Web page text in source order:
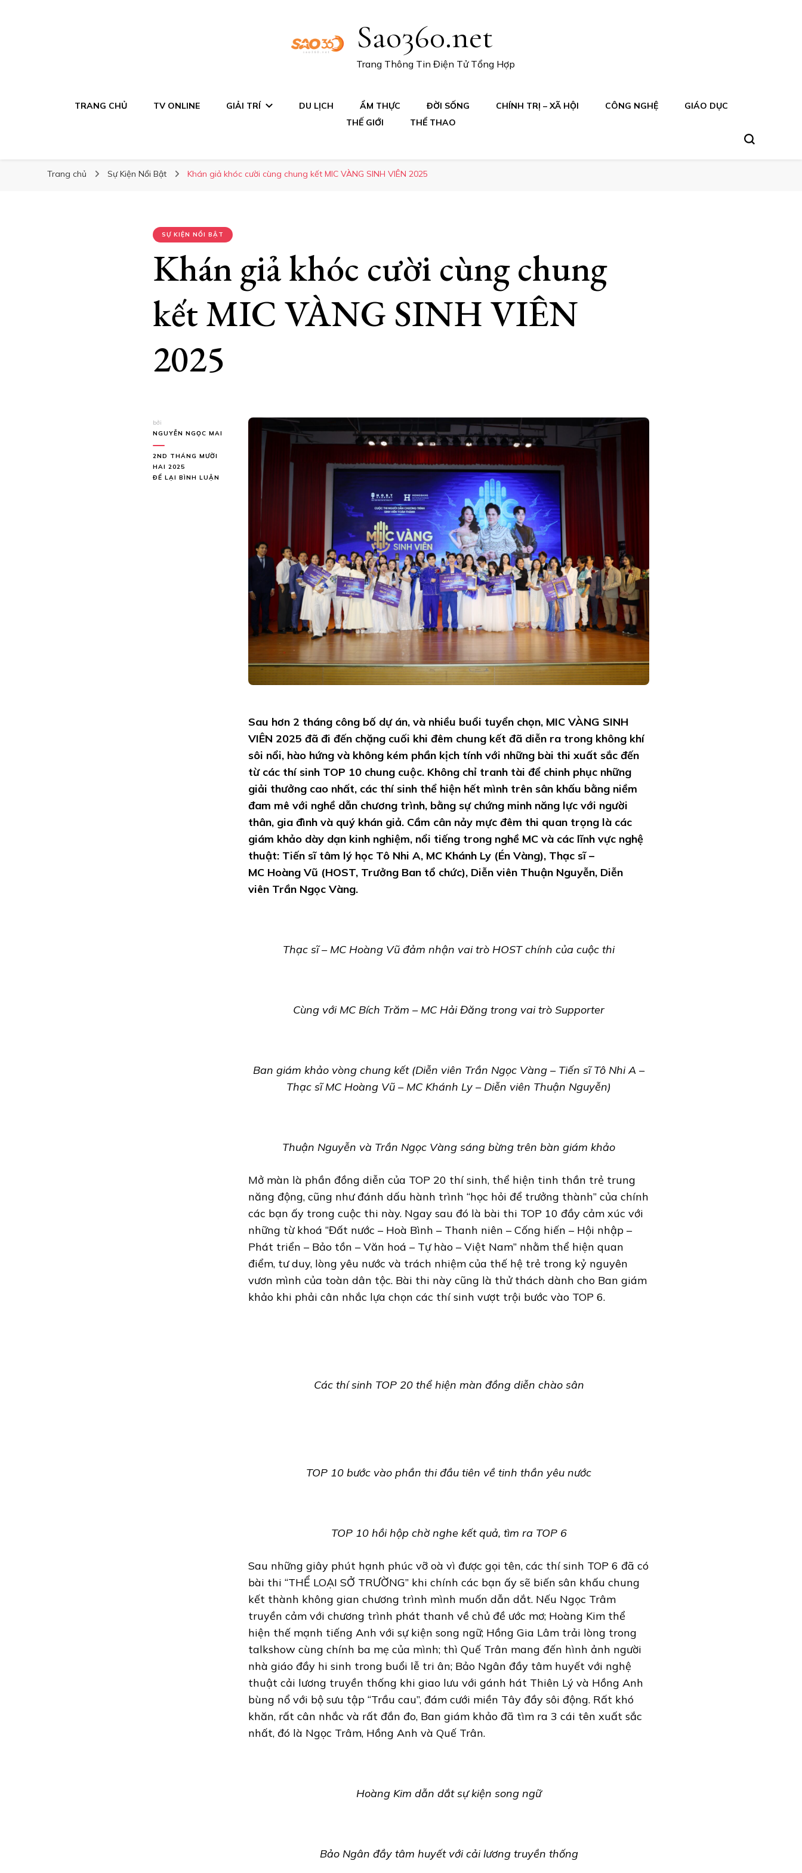
Sao360.net
Trang Thông Tin Điện Tử Tổng Hợp
TRANG CHỦ TV ONLINE GIẢI TRÍ DU LỊCH ẨM THỰC ĐỜI SỐNG CHÍNH TRỊ – XÃ HỘI CÔNG NGHỆ
GIÁO DỤC
THẾ GIỚI
THỂ THAO
Trang chủ Sự Kiện Nổi Bật Khán giả khóc cười cùng chung kết MIC VÀNG SINH VIÊN 2025
SỰ KIỆN NỔI BẬT
Khán giả khóc cười cùng chung
kết MIC VÀNG SINH VIÊN
2025
bởi
NGUYỄN NGỌC MAI
2ND THÁNG MƯỜI
HAI 2025
ĐỂ LẠI BÌNH LUẬN
Sau hơn 2 tháng công bố dự án, và nhiều buổi tuyển chọn, MIC VÀNG SINH
VIÊN 2025 đã đi đến chặng cuối khi đêm chung kết đã diễn ra trong không khí
sôi nổi, hào hứng và không kém phần kịch tính với những bài thi xuất sắc đến
từ các thí sinh TOP 10 chung cuộc. Không chỉ tranh tài để chinh phục những
giải thưởng cao nhất, các thí sinh thể hiện hết mình trên sân khấu bằng niềm
đam mê với nghề dẫn chương trình, bằng sự chứng minh năng lực với người
thân, gia đình và quý khán giả. Cầm cân nảy mực đêm thi quan trọng là các
giám khảo dày dạn kinh nghiệm, nổi tiếng trong nghề MC và các lĩnh vực nghệ
thuật: Tiến sĩ tâm lý học Tô Nhi A, MC Khánh Ly (Én Vàng), Thạc sĩ –
MC Hoàng Vũ (HOST, Trưởng Ban tổ chức), Diễn viên Thuận Nguyễn, Diễn
viên Trần Ngọc Vàng.
Thạc sĩ – MC Hoàng Vũ đảm nhận vai trò HOST chính của cuộc thi
Cùng với MC Bích Trăm – MC Hải Đăng trong vai trò Supporter
Ban giám khảo vòng chung kết (Diễn viên Trần Ngọc Vàng – Tiến sĩ Tô Nhi A –
Thạc sĩ MC Hoàng Vũ – MC Khánh Ly – Diễn viên Thuận Nguyễn)
Thuận Nguyễn và Trần Ngọc Vàng sáng bừng trên bàn giám khảo
Mở màn là phần đồng diễn của TOP 20 thí sinh, thể hiện tinh thần trẻ trung
năng động, cũng như đánh dấu hành trình “học hỏi để trưởng thành” của chính
các bạn ấy trong cuộc thi này. Ngay sau đó là bài thi TOP 10 đầy cảm xúc với
những từ khoá “Đất nước – Hoà Bình – Thanh niên – Cống hiến – Hội nhập –
Phát triển – Bảo tồn – Văn hoá – Tự hào – Việt Nam” nhằm thể hiện quan
điểm, tư duy, lòng yêu nước và trách nhiệm của thế hệ trẻ trong kỷ nguyên
vươn mình của toàn dân tộc. Bài thi này cũng là thử thách dành cho Ban giám
khảo khi phải cân nhắc lựa chọn các thí sinh vượt trội bước vào TOP 6.
Các thí sinh TOP 20 thể hiện màn đồng diễn chào sân
TOP 10 bước vào phần thi đầu tiên về tinh thần yêu nước
TOP 10 hồi hộp chờ nghe kết quả, tìm ra TOP 6
Sau những giây phút hạnh phúc vỡ oà vì được gọi tên, các thí sinh TOP 6 đã có
bài thi “THỂ LOẠI SỞ TRƯỜNG” khi chính các bạn ấy sẽ biến sân khấu chung
kết thành không gian chương trình mình muốn dẫn dắt. Nếu Ngọc Trâm
truyền cảm với chương trình phát thanh về chủ đề ước mơ; Hoàng Kim thể
hiện thế mạnh tiếng Anh với sự kiện song ngữ; Hồng Gia Lâm trải lòng trong
talkshow cùng chính ba mẹ của mình; thì Quế Trân mang đến hình ảnh người
nhà giáo đầy hi sinh trong buổi lễ tri ân; Bảo Ngân đầy tâm huyết với nghệ
thuật cải lương truyền thống khi giao lưu với gánh hát Thiên Lý và Hồng Anh
bùng nổ với bộ sưu tập “Trầu cau”, đám cưới miền Tây đầy sôi động. Rất khó
khăn, rất cân nhắc và rất đắn đo, Ban giám khảo đã tìm ra 3 cái tên xuất sắc
nhất, đó là Ngọc Trâm, Hồng Anh và Quế Trân.
Hoàng Kim dẫn dắt sự kiện song ngữ
Bảo Ngân đầy tâm huyết với cải lương truyền thống